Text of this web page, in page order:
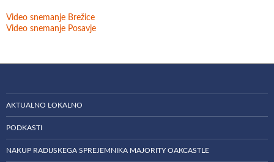
Video snemanje Brežice
Video snemanje Posavje
AKTUALNO LOKALNO
PODKASTI
NAKUP RADIJSKEGA SPREJEMNIKA MAJORITY OAKCASTLE